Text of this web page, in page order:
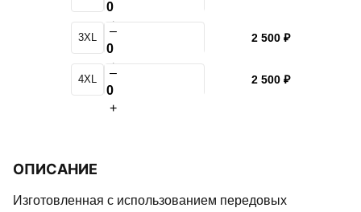
+
3XL –
+
2 500 ₽
4XL –
+
2 500 ₽
ОПИСАНИЕ
Изготовленная с использованием передовых